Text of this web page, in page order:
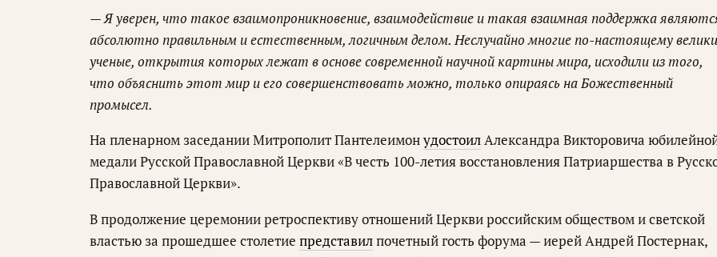
— Я уверен, что такое взаимопроникновение, взаимодействие и такая взаимная поддержка
абсолютно правильным и естественным, логичным делом. Неслучайно многие по-настоящему
ученые, открытия которых лежат в основе современной научной картины мира, исходили из того,
что объяснить этот мир и его совершенствовать можно, только опираясь на Божественный
промысел.
На пленарном заседании Митрополит ПантелеимонудостоилАлександра Викторовича
медали Русской Православной Церкви «В честь 100-летия восстановления Патриаршества в
Православной Церкви».
В продолжение церемонии ретроспективу отношений Церкви российским обществом и светской
властью за прошедшее столетие представилпочетный гость форума — иерей Андрей Постернак,